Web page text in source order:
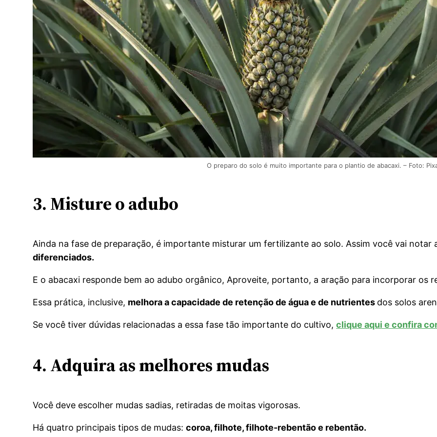
O preparo do solo é muito importante para o plantio de abacaxi. – Foto:
3. Misture o adubo
Ainda na fase de preparação, é importante misturar um fertilizante ao solo. Assim você vai
diferenciados.
E o abacaxi responde bem ao adubo orgânico, Aproveite, portanto, a aração para incorporar os
Essa prática, inclusive, melhora a capacidade de retenção de água e de nutrientes dos solos
Se você tiver dúvidas relacionadas a essa fase tão importante do cultivo,clique aqui e confira
4. Adquira as melhores mudas
Você deve escolher mudas sadias, retiradas de moitas vigorosas.
Há quatro principais tipos de mudas:coroa, filhote, filhote-rebentão e rebentão.